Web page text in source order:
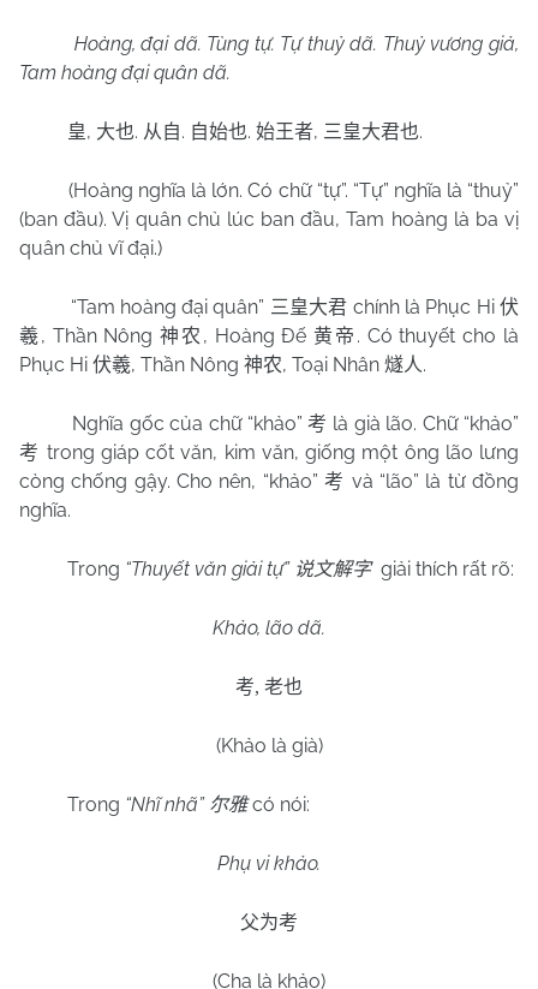
Hoàng, đại dã. Tùng tự. Tự thuỷ dã. Thuỷ vương giả,
Tam hoàng đại quân dã.
皇, 大也. 从自. 自始也. 始王者, 三皇大君也.
(Hoàng nghĩa là lớn. Có chữ “tự”. “Tự” nghĩa là “thuỷ”
(ban đầu). Vị quân chủ lúc ban đầu, Tam hoàng là ba vị
quân chủ vĩ đại.)
“Tam hoàng đại quân” 三皇大君 chính là Phục Hi伏
羲, Thần Nông神农 , Hoàng Đế黄帝 . Có thuyết cho là
Phục Hi 伏羲, Thần Nông 神农, Toại Nhân 燧人.
Nghĩa gốc của chữ “khảo”考 là già lão. Chữ “khảo”
考 trong giáp cốt văn, kim văn, giống một ông lão lưng
còng chống gậy. Cho nên, “khảo” 考 và “lão” là từ đồng
nghĩa.
Trong “Thuyết văn giải tự” 说文解字 giải thích rất rõ:
Khảo, lão dã.
考, 老也
(Khảo là già)
Trong “Nhĩ nhã” 尔雅 có nói:
Phụ vi khảo.
父为考
(Cha là khảo)